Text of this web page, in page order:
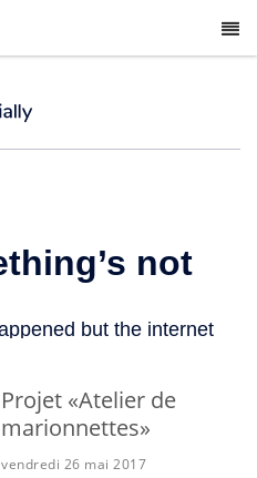
Projet «Atelier de
marionnettes»
vendredi 26 mai 2017